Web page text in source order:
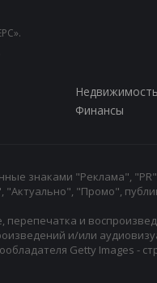
Недвижимость
Финансы
знаками "Реклама",
"Актуально", "Промо",
и
и/или
Getty Images -